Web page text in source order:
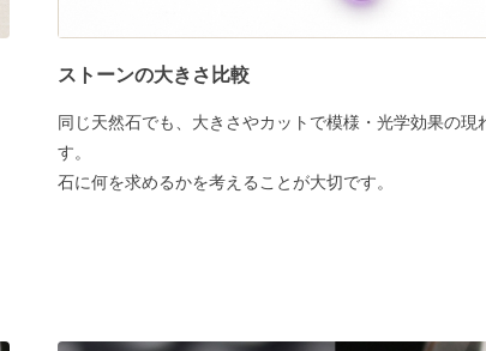
ストーンの大きさ比較
同じ天然石でも、大きさやカットで模様・光学効果の現
す。
石に何を求めるかを考えることが大切です。